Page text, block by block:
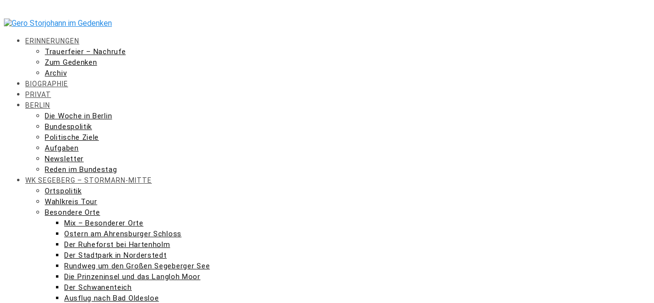
to
content
ERINNERUNGEN
Trauerfeier – Nachrufe
Zum Gedenken
Archiv
BIOGRAPHIE
PRIVAT
BERLIN
Die Woche in Berlin
Bundespolitik
Politische Ziele
Aufgaben
Newsletter
Reden im Bundestag
WK SEGEBERG – STORMARN-MITTE
Ortspolitik
Wahlkreis Tour
Besondere Orte
Mix – Besonderer Orte
Ostern am Ahrensburger Schloss
Der Ruheforst bei Hartenholm
Der Stadtpark in Norderstedt
Rundweg um den Großen Segeberger See
Die Prinzeninsel und das Langloh Moor
Der Schwanenteich
Ausflug nach Bad Oldesloe